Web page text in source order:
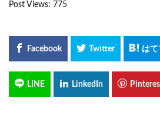
Post Views: 775